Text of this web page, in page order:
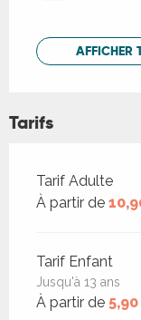
AFFICHER
Tarifs
Tarifs 2026
Tarif Adulte
À partir de
Tarif Enfant
Jusqu'à 13 ans
À partir de